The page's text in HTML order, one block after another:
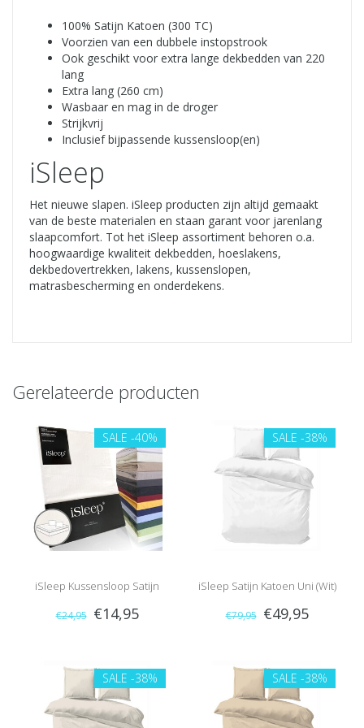
100% Satijn Katoen (300 TC)
Voorzien van een dubbele instopstrook
Ook geschikt voor extra lange dekbedden van 220
lang
Extra lang (260 cm)
Wasbaar en mag in de droger
Strijkvrij
Inclusief bijpassende kussensloop(en)
iSleep
Het nieuwe slapen. iSleep producten zijn altijd gemaakt
van de beste materialen en staan garant voor jarenlang
slaapcomfort. Tot het iSleep assortiment behoren o.a.
hoogwaardige kwaliteit dekbedden, hoeslakens,
dekbedovertrekken, lakens, kussenslopen,
matrasbescherming en onderdekens.
Gerelateerde producten
SALE -40%
iSleep Kussensloop Satijn
Katoen (2 Stuks)
€24,95 €14,95
SALE -38%
iSleep Satijn Katoen Uni (Wit)
€79,95 €49,95
SALE -38% SALE -38%